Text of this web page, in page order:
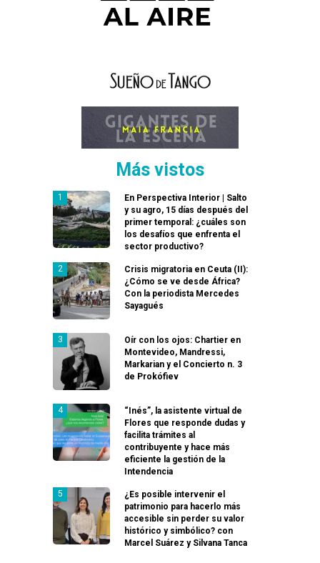
Más vistos
En Perspectiva Interior | Salto
y su agro, 15 días después del
primer temporal: ¿cuáles son
los desafíos que enfrenta el
sector productivo?
Crisis migratoria en Ceuta (II):
¿Cómo se ve desde África?
Con la periodista Mercedes
Sayagués
Oír con los ojos: Chartier en
Montevideo, Mandressi,
Markarian y el Concierto n. 3
de Prokófiev
“Inés”, la asistente virtual de
Flores que responde dudas y
facilita trámites al
contribuyente y hace más
eficiente la gestión de la
Intendencia
¿Es posible intervenir el
patrimonio para hacerlo más
accesible sin perder su valor
histórico y simbólico? con
Marcel Suárez y Silvana Tanca